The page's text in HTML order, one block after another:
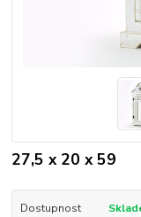
27,5 x 20 x 59
Dostupnost